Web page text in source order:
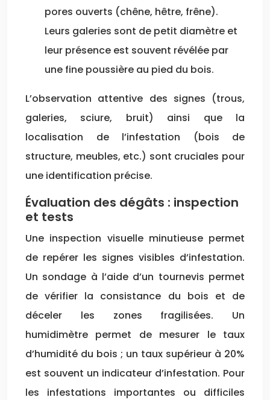
pores ouverts (chêne, hêtre, frêne).
Leurs galeries sont de petit diamètre et
leur présence est souvent révélée par
une fine poussière au pied du bois.
L’observation attentive des signes (trous,
galeries, sciure, bruit) ainsi que la
localisation de l’infestation (bois de
structure, meubles, etc.) sont cruciales pour
une identification précise.
Évaluation des dégâts : inspection
et tests
Une inspection visuelle minutieuse permet
de repérer les signes visibles d’infestation.
Un sondage à l’aide d’un tournevis permet
de vérifier la consistance du bois et de
déceler les zones fragilisées. Un
humidimètre permet de mesurer le taux
d’humidité du bois ; un taux supérieur à 20%
est souvent un indicateur d’infestation. Pour
les infestations importantes ou difficiles